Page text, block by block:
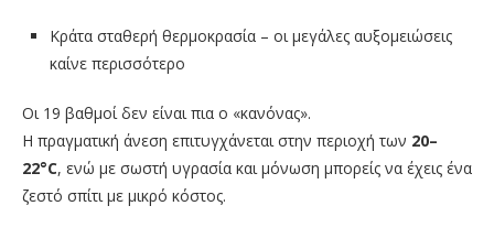
Κράτα σταθερή θερμοκρασία – οι μεγάλες αυξομειώσεις
καίνε περισσότερο
Οι 19 βαθμοί δεν είναι πια ο «κανόνας».
Η πραγματική άνεση επιτυγχάνεται στην περιοχή των 20–
22°C, ενώ με σωστή υγρασία και μόνωση μπορείς να έχεις ένα
ζεστό σπίτι με μικρό κόστος.